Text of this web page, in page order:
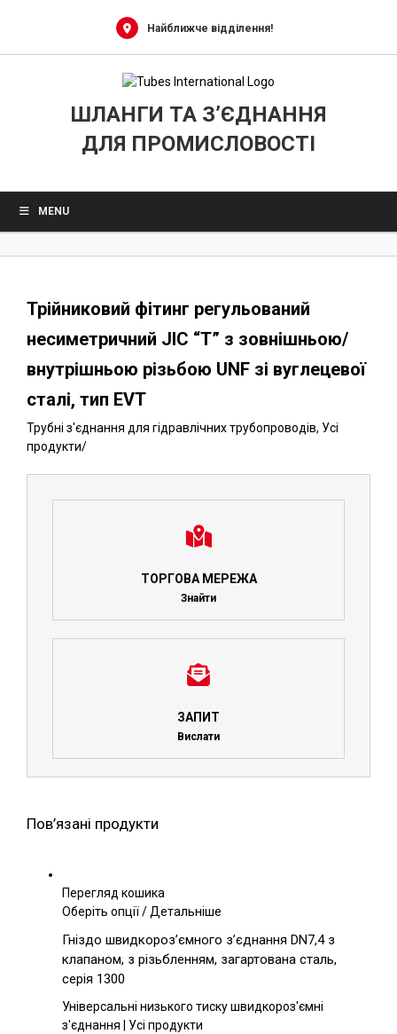
Найближче відділення!
ШЛАНГИ ТА З’ЄДНАННЯ
ДЛЯ ПРОМИСЛОВОСТІ
MENU
Трійниковий фітинг регульований
несиметричний JIC “T” з зовнішньою/
внутрішньою різьбою UNF зі вуглецевої
сталі, тип EVT
Трубні з'єднання для гідравлічних трубопроводів, Усі
продукти/
ТОРГОВА МЕРЕЖА
Знайти
ЗАПИТ
Вислати
Пов’язані продукти
Перегляд кошика
Оберіть опціїЦей
має
кілька
Параметри
можна
/Детальніше
Гніздо швидкороз’ємного з’єднання DN7,4 з
клапаном, з різьбленням, загартована сталь,
серія 1300
Універсальні низького тиску швидкороз'ємні
з'єднання | Усі продукти